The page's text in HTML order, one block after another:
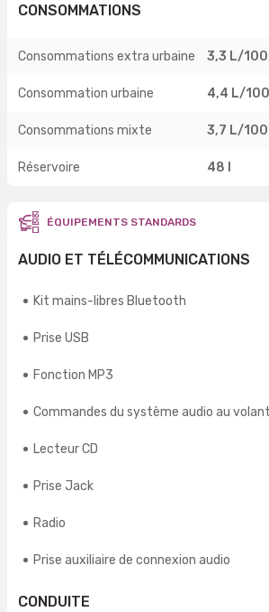
CONSOMMATIONS
Consommations extra urbaine 3,3 L/
Consommation urbaine 4,4 L/
Consommations mixte 3,7 L/
Réservoire 48 l
ÉQUIPEMENTS STANDARDS
AUDIO ET TÉLÉCOMMUNICATIONS
Kit mains-libres Bluetooth
Prise USB
Fonction MP3
Commandes du système audio au volant
Lecteur CD
Prise Jack
Radio
Prise auxiliaire de connexion audio
CONDUITE